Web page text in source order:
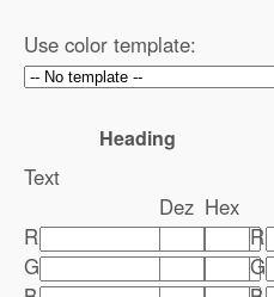
Use color template:
Heading
Text
Dez Hex
R
G
R
G